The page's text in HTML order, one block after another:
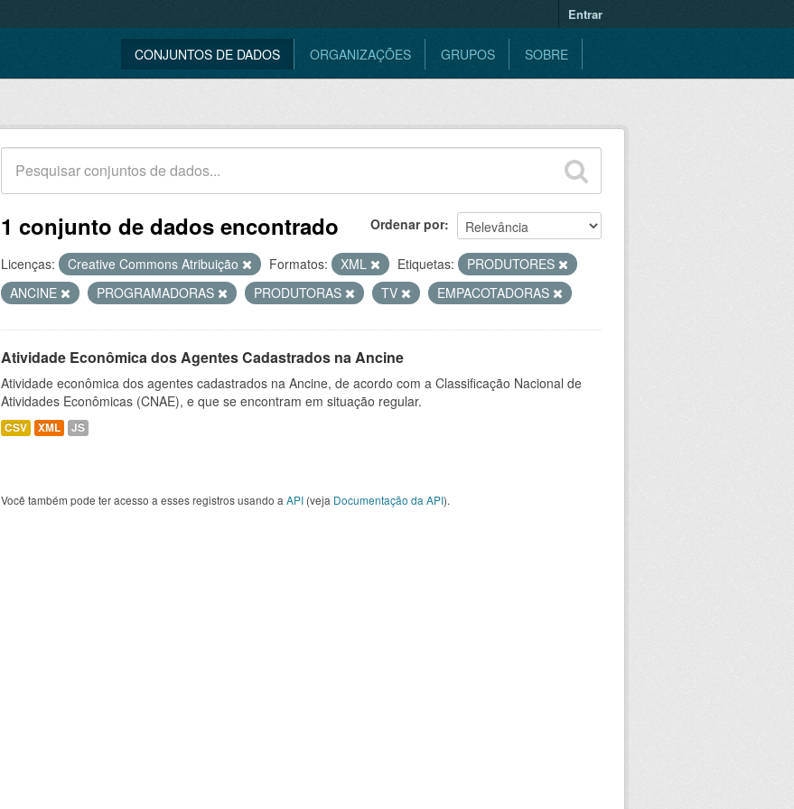
Entrar
CONJUNTOS DE DADOS ORGANIZAÇÕES GRUPOS SOBRE
Ordenar por
1 conjunto de dados encontrado
Licenças: Creative Commons Atribuição Formatos: XML Etiquetas:
PRODUTORES
ANCINE
PROGRAMADORAS PRODUTORAS TV EMPACOTADORAS
Atividade Econômica dos Agentes Cadastrados na Ancine
Atividade econômica dos agentes cadastrados na Ancine, de acordo com a Classificação Nacional de
Atividades Econômicas (CNAE), e que se encontram em situação regular.
CSV XML JS
Você também pode ter acesso a esses registros usando a API (veja Documentação da API).